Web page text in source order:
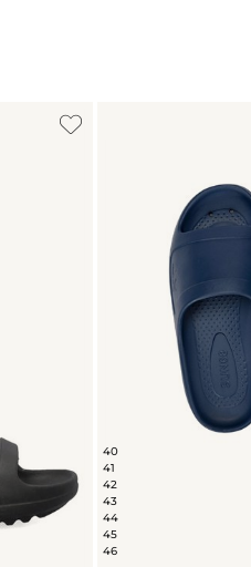
40
41
42
43
44
45
46